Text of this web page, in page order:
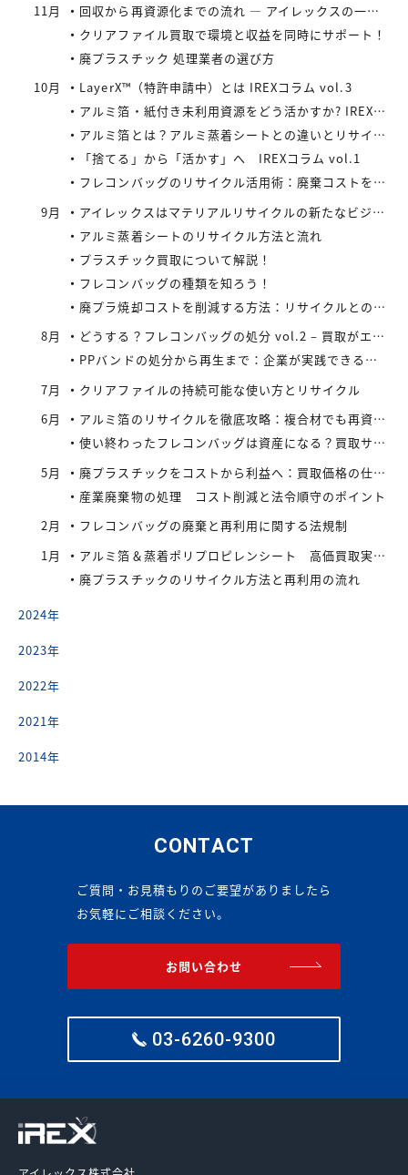
11月
回収から再資源化までの流れ ― アイレックスの一貫処理体制 IREXコラム vol.4
クリアファイル買取で環境と収益を同時にサポート！
廃プラスチック 処理業者の選び方
10月
LayerX™（特許申請中）とは IREXコラム vol.3
アルミ箔・紙付き未利用資源をどう活かすか? IREXコラム vol.2
アルミ箔とは？アルミ蒸着シートとの違いとリサイクルの取り組み
「捨てる」から「活かす」へ IREXコラム vol.1
フレコンバッグのリサイクル活用術：廃棄コストを減らす具体策とは
9月
アイレックスはマテリアルリサイクルの新たなビジネスに着手
アルミ蒸着シートのリサイクル方法と流れ
プラスチック買取について解説！
フレコンバッグの種類を知ろう！
廃プラ焼却コストを削減する方法：リサイクルとの比較で見えてくる最適解
8月
どうする？フレコンバッグの処分 vol.2 – 買取がエコにつながる
PPバンドの処分から再生まで：企業が実践できるコスト効率の高い手法
7月
クリアファイルの持続可能な使い方とリサイクル
6月
アルミ箔のリサイクルを徹底攻略：複合材でも再資源化できる最新手法とアイレックス株式会社の取り組み
使い終わったフレコンバッグは資産になる？買取サービスを活用したリサイクル戦略
5月
廃プラスチックをコストから利益へ：買取価格の仕組みと高値で売るコツ
産業廃棄物の処理 コスト削減と法令順守のポイント
2月
フレコンバッグの廃棄と再利用に関する法規制
1月
アルミ箔＆蒸着ポリプロピレンシート 高価買取実施中
廃プラスチックのリサイクル方法と再利用の流れ
2024年
2023年
2022年
2021年
2014年
CONTACT
ご質問・お見積もりのご要望がありましたら
お気軽にご相談ください。
お問い合わせ
03-6260-9300